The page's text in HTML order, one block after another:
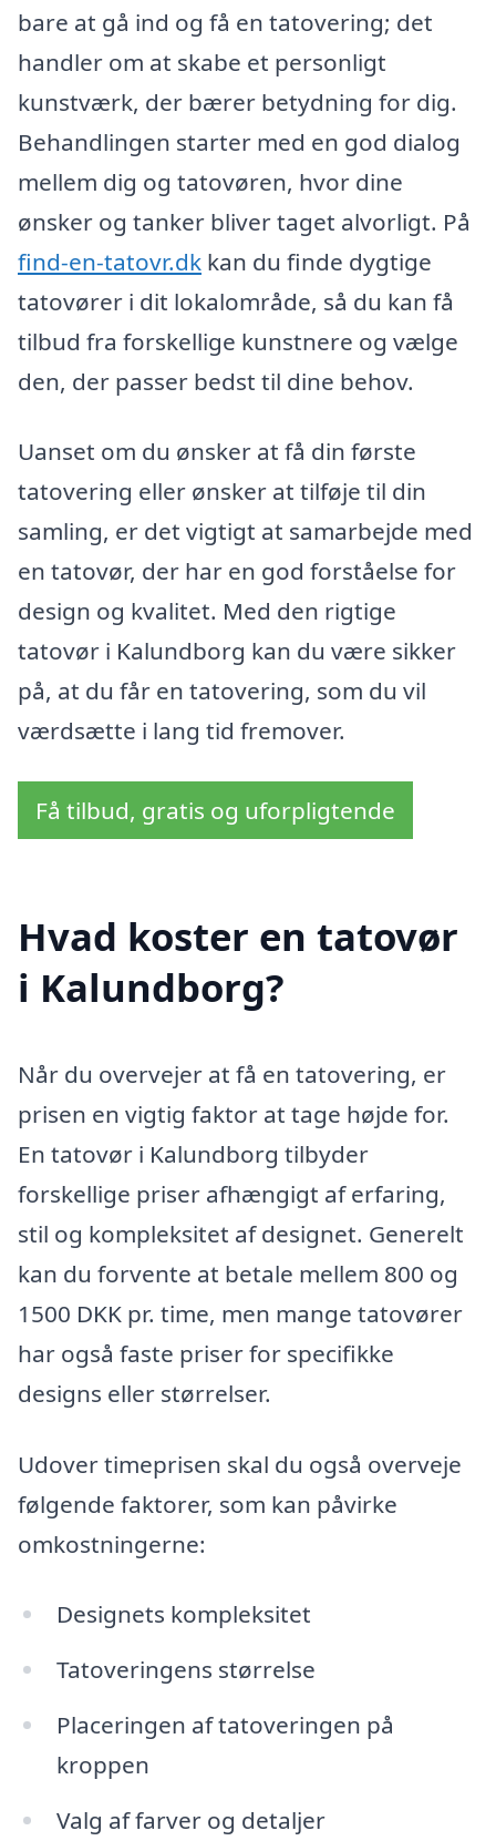
bare at gå ind og få en tatovering; det
handler om at skabe et personligt
kunstværk, der bærer betydning for dig.
Behandlingen starter med en god dialog
mellem dig og tatovøren, hvor dine
ønsker og tanker bliver taget alvorligt. På
find-en-tatovr.dk kan du finde dygtige
tatovører i dit lokalområde, så du kan få
tilbud fra forskellige kunstnere og vælge
den, der passer bedst til dine behov.
Uanset om du ønsker at få din første
tatovering eller ønsker at tilføje til din
samling, er det vigtigt at samarbejde med
en tatovør, der har en god forståelse for
design og kvalitet. Med den rigtige
tatovør i Kalundborg kan du være sikker
på, at du får en tatovering, som du vil
værdsætte i lang tid fremover.
Få tilbud, gratis og uforpligtende
Hvad koster en tatovør
i Kalundborg?
Når du overvejer at få en tatovering, er
prisen en vigtig faktor at tage højde for.
En tatovør i Kalundborg tilbyder
forskellige priser afhængigt af erfaring,
stil og kompleksitet af designet. Generelt
kan du forvente at betale mellem 800 og
1500 DKK pr. time, men mange tatovører
har også faste priser for specifikke
designs eller størrelser.
Udover timeprisen skal du også overveje
følgende faktorer, som kan påvirke
omkostningerne:
Designets kompleksitet
Tatoveringens størrelse
Placeringen af tatoveringen på
kroppen
Valg af farver og detaljer